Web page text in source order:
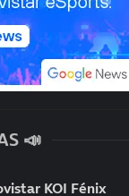
📣
KOI Fénix